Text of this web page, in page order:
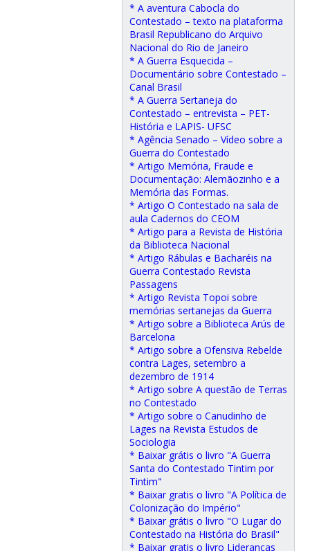
* A aventura Cabocla do
Contestado – texto na plataforma
Brasil Republicano do Arquivo
Nacional do Rio de Janeiro
* A Guerra Esquecida –
Documentário sobre Contestado –
Canal Brasil
* A Guerra Sertaneja do
Contestado – entrevista – PET-
História e LAPIS- UFSC
* Agência Senado – Vídeo sobre a
Guerra do Contestado
* Artigo Memória, Fraude e
Documentação: Alemãozinho e a
Memória das Formas.
* Artigo O Contestado na sala de
aula Cadernos do CEOM
* Artigo para a Revista de História
da Biblioteca Nacional
* Artigo Rábulas e Bacharéis na
Guerra Contestado Revista
Passagens
* Artigo Revista Topoi sobre
memórias sertanejas da Guerra
* Artigo sobre a Biblioteca Arús de
Barcelona
* Artigo sobre a Ofensiva Rebelde
contra Lages, setembro a
dezembro de 1914
* Artigo sobre A questão de Terras
no Contestado
* Artigo sobre o Canudinho de
Lages na Revista Estudos de
Sociologia
* Baixar grátis o livro "A Guerra
Santa do Contestado Tintim por
Tintim"
* Baixar gratis o livro "A Política de
Colonização do Império"
* Baixar grátis o livro "O Lugar do
Contestado na História do Brasil"
* Baixar gratis o livro Lideranças